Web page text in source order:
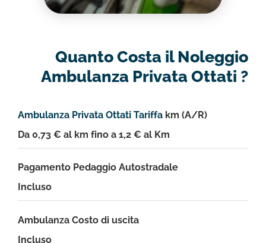
Quanto Costa il Noleggio
Ambulanza Privata Ottati ?
Ambulanza Privata Ottati Tariffa km (A/R)
Da 0,73 € al km fino a 1,2 € al Km
Pagamento Pedaggio Autostradale
Incluso
Ambulanza Costo di uscita
Incluso